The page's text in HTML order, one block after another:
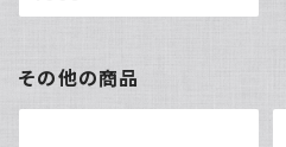
その他の商品